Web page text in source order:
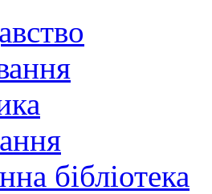
бібліотека